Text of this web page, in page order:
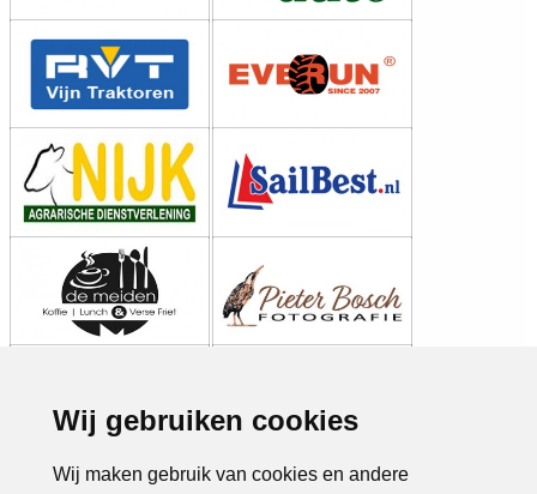
Wij gebruiken cookies
Wij maken gebruik van cookies en andere